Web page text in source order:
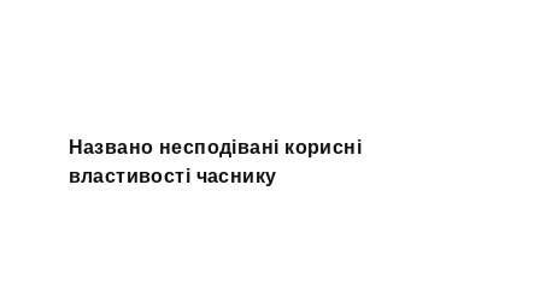
Названо несподівані корисні
властивості часнику